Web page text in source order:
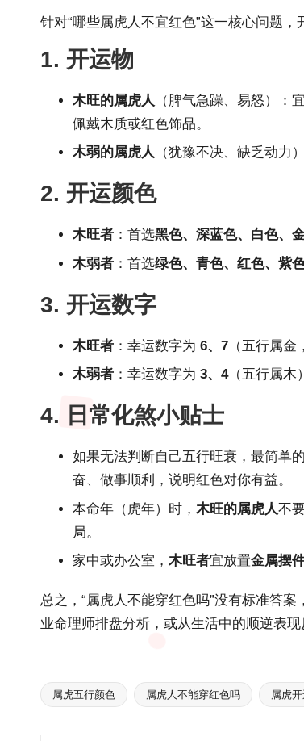
针对“哪些属虎人不宜红色”这一核心问题
1. 开运物
木旺的属虎人 （脾气急躁、易怒）：
佩戴木质或红色饰品。
木弱的属虎人 （犹豫不决、缺乏动力
2. 开运颜色
木旺者 ：首选黑色、深蓝色、白色、
木弱者 ：首选绿色、青色、红色、紫
3. 开运数字
木旺者 ：幸运数字为 6、7 （五行属
木弱者 ：幸运数字为 3、4（五行属木
4. 日常化煞小贴士
如果无法判断自己五行旺衰，最简单
奋、做事顺利，说明红色对你有益。
本命年（虎年）时， 木旺的属虎人不
局。
家中或办公室， 木旺者宜放置金属摆
总之，“属虎人不能穿红色吗”没有标准答案
业命理师排盘分析，或从生活中的顺逆表
Tags:
属虎五行颜色 属虎人不能穿红色吗 属虎